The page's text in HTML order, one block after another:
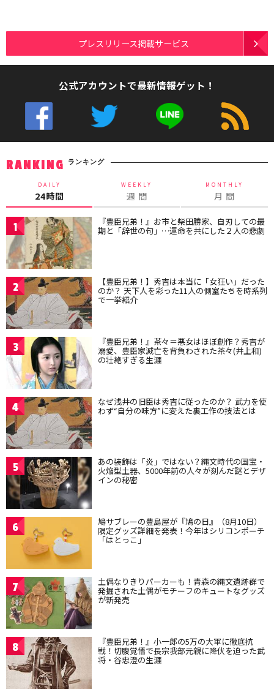
プレスリリース掲載サービス
公式アカウントで最新情報ゲット！
RANKING ランキング
DAILY
24時間
WEEKLY
週 間
MONTHLY
月 間
1 『豊臣兄弟！』お市と柴田勝家、自刃しての最
期と「辞世の句」…運命を共にした２人の悲劇
2 【豊臣兄弟！】秀吉は本当に「女狂い」だった
のか？ 天下人を彩った11人の側室たちを時系列
で一挙紹介
3 『豊臣兄弟！』茶々＝悪女はほぼ創作？秀吉が
溺愛、豊臣家滅亡を背負わされた茶々(井上和)
の壮絶すぎる生涯
4 なぜ浅井の旧臣は秀吉に従ったのか？ 武力を使
わず“自分の味方”に変えた裏工作の技法とは
5 あの装飾は「炎」ではない？縄文時代の国宝・
火焔型土器、5000年前の人々が刻んだ謎とデザ
インの秘密
6 鳩サブレーの豊島屋が『鳩の日』（8月10日）
限定グッズ詳細を発表！今年はシリコンポーチ
「はとっこ」
7 土偶なりきりパーカーも！青森の縄文遺跡群で
発掘された土偶がモチーフのキュートなグッズ
が新発売
8 『豊臣兄弟！』小一郎の5万の大軍に徹底抗
戦！切腹覚悟で長宗我部元親に降伏を迫った武
将・谷忠澄の生涯